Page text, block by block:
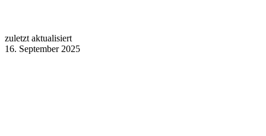
zuletzt aktualisiert
16. September 2025